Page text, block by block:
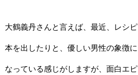
大鶴義丹さんと言えば、最近、レシピ
本を出したりと、優しい男性の象徴に
なっている感じがしますが、面白エピ